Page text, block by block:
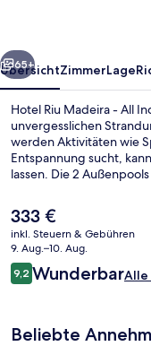
Weiter
65+
ÜbersichtZimmerLage
Hotel Riu Madeira - All
unvergesslichen
werden Aktivitäten wie
Entspannung sucht,
lassen. Die 2
4 Bars/Lounges. Zu den
mit All-inclusive-
Kinderbecken und eine
Gutes über das
Der
aktuelle
Preis
beträgt
333 €.
333 €
inkl. Steuern & Gebühren
9. Aug.–10. Aug.
Bewertungen
9,29,2 von 10.
WunderbarAlle
Beliebte